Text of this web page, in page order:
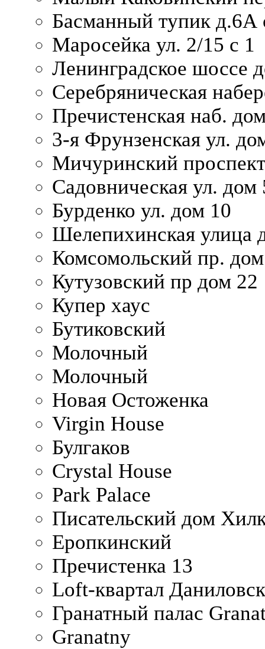
Басманный тупик д.6А
Маросейка ул. 2/15 с 1
Ленинградское шоссе
Серебряническая
Пречистенская наб.
3-я Фрунзенская ул.
Мичуринский
Садовническая ул. дом
Бурденко ул. дом 10
Шелепихинская улица
Комсомольский пр.
Кутузовский пр дом 22
Купер хаус
Бутиковский
Молочный
Молочный
Новая Остоженка
Virgin House
Булгаков
Crystal House
Park Palace
Писательский дом
Еропкинский
Пречистенка 13
Loft-квартал
Гранатный палас
Granatny